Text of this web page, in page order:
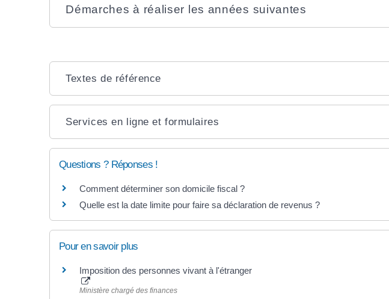
Démarches à réaliser les années suivantes
Textes de référence
Services en ligne et formulaires
Questions ? Réponses !
Comment déterminer son domicile fiscal ?
Quelle est la date limite pour faire sa déclaration de revenus ?
Pour en savoir plus
Imposition des personnes vivant à l'étranger
Ministère chargé des finances